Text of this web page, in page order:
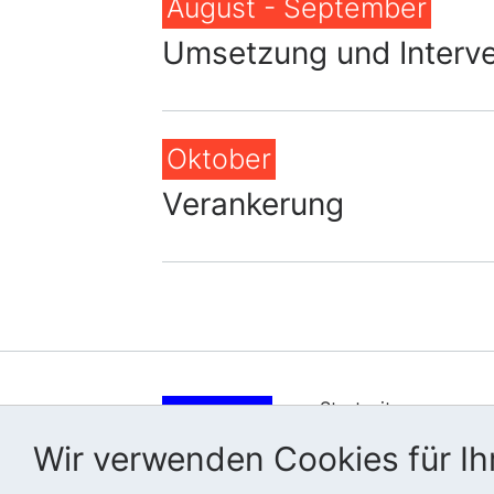
Wir verwenden Cookies für
August - September
Umsetzung und
Oktober
Verankerung
Startseite
Wer wir sind
Wie wir arbeiten